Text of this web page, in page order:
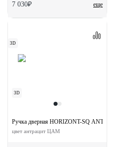
еще
7 030₽
3D
3D
Ручка дверная HORIZONT-SQ ANT
цвет антрацит ЦАМ